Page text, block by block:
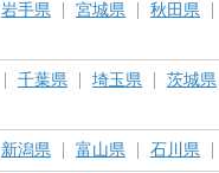
岩手県 宮城県 秋田県
千葉県 埼玉県 茨城県
新潟県 富山県 石川県